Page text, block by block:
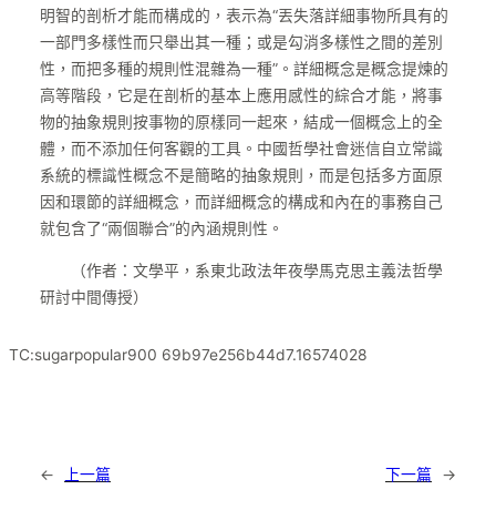
明智的剖析才能而構成的，表示為“丟失落詳細事物所具有的
一部門多樣性而只舉出其一種；或是勾消多樣性之間的差別
性，而把多種的規則性混雜為一種”。詳細概念是概念提煉的
高等階段，它是在剖析的基本上應用感性的綜合才能，將事
物的抽象規則按事物的原樣同一起來，結成一個概念上的全
體，而不添加任何客觀的工具。中國哲學社會迷信自立常識
系統的標識性概念不是簡略的抽象規則，而是包括多方面原
因和環節的詳細概念，而詳細概念的構成和內在的事務自己
就包含了“兩個聯合”的內涵規則性。
（作者：文學平，系東北政法年夜學馬克思主義法哲學
研討中間傳授）
TC:sugarpopular900 69b97e256b44d7.16574028
← 上一篇 下一篇 →